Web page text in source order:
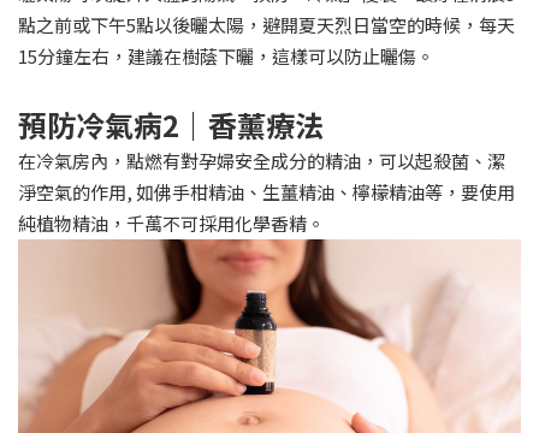
點之前或下午5點以後曬太陽，避開夏天烈日當空的時候，每天
15分鐘左右，建議在樹蔭下曬，這樣可以防止曬傷。
預防冷氣病2｜香薰療法
在冷氣房內，點燃有對孕婦安全成分的精油，可以起殺菌、潔
淨空氣的作用, 如佛手柑精油、生薑精油、檸檬精油等，要使用
純植物精油，千萬不可採用化學香精。